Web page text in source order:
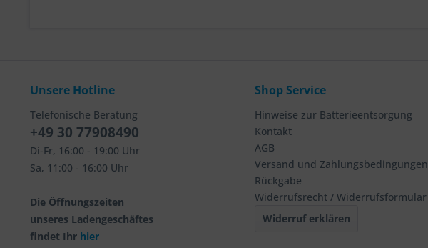
Unsere Hotline
Telefonische Beratung
+49 30 77908490
Di-Fr, 16:00 - 19:00 Uhr
Sa, 11:00 - 16:00 Uhr
Die Öffnungszeiten
unseres Ladengeschäftes
findet Ihr hier
Shop Service
Hinweise zur Batterieentsorgung
Kontakt
AGB
Versand und Zahlungsbedingungen
Rückgabe
Widerrufsrecht / Widerrufsformular
Widerruf erklären